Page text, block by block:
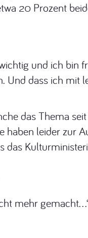
20 Prozent
und ich bin
dass ich mit
das Thema
leider zur
mehr